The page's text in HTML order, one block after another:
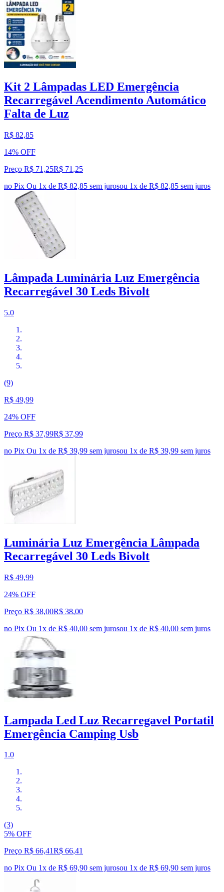
Kit 2 Lâmpadas LED Emergência
Recarregável Acendimento Automático
Falta de Luz
R$ 82,85
14% OFF
Preço R$ 71,25R$ 71 ,25
no Pix Ou 1x de R$ 82,85 sem jurosou 1x de R$ 82,85 sem juros
Lâmpada Luminária Luz Emergência
Recarregável 30 Leds Bivolt
5.0
(9)
R$ 49,99
24% OFF
Preço R$ 37,99R$ 37,99
no Pix Ou 1x de R$ 39,99 sem jurosou 1x de R$ 39,99 sem juros
Luminária Luz Emergência Lâmpada
Recarregável 30 Leds Bivolt
R$ 49,99
24% OFF
Preço R$ 38,00R$ 38,00
no Pix Ou 1x de R$ 40,00 sem jurosou 1x de R$ 40,00 sem juros
Lampada Led Luz Recarregavel Portatil
Emergência Camping Usb
1.0
(3)
5% OFF
Preço R$ 66,41R$ 66,41
no Pix Ou 1x de R$ 69,90 sem jurosou 1x de R$ 69,90 sem juros